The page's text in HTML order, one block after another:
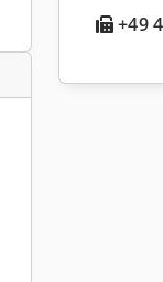
+49